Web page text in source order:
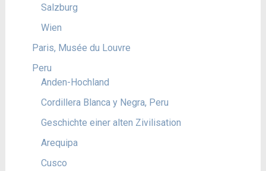
Salzburg
Wien
Paris, Musée du Louvre
Peru
Anden-Hochland
Cordillera Blanca y Negra, Peru
Geschichte einer alten Zivilisation
Arequipa
Cusco